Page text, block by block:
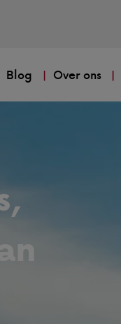
Blog Over ons